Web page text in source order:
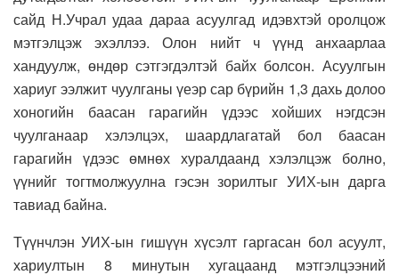
сайд Н.Учрал удаа дараа асуулгад идэвхтэй оролцож
мэтгэлцэж эхэллээ. Олон нийт ч үүнд анхаарлаа
хандуулж, өндөр сэтгэгдэлтэй байх болсон. Асуулгын
хариуг ээлжит чуулганы үеэр сар бүрийн 1,3 дахь долоо
хоногийн баасан гарагийн үдээс хойших нэгдсэн
чуулганаар хэлэлцэх, шаардлагатай бол баасан
гарагийн үдээс өмнөх хуралдаанд хэлэлцэж болно,
үүнийг тогтмолжуулна гэсэн зорилтыг УИХ-ын дарга
тавиад байна.
Түүнчлэн УИХ-ын гишүүн хүсэлт гаргасан бол асуулт,
хариултын 8 минутын хугацаанд мэтгэлцээний